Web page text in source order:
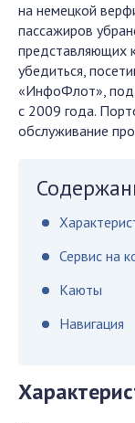
на немецкой
пассажиров
представляющих
убедиться,
«ИнфоФлот», под
с 2009 года.
обслуживание
Сервис на
Каюты
Навигация